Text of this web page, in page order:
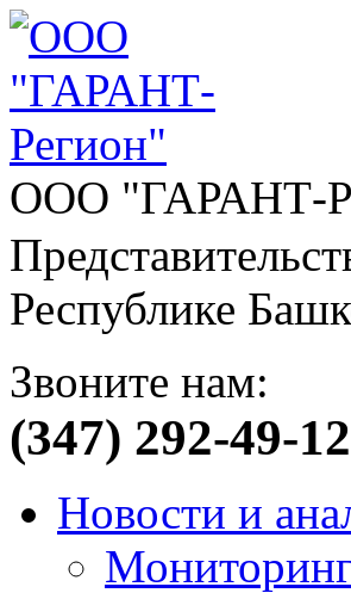
ООО "ГАРАНТ-
Республике
Звоните нам:
(347) 292-49-12
Новости и
Мониторинг